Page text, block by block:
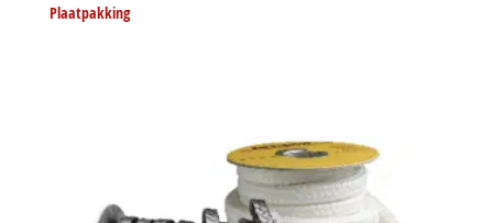
Plaatpakking